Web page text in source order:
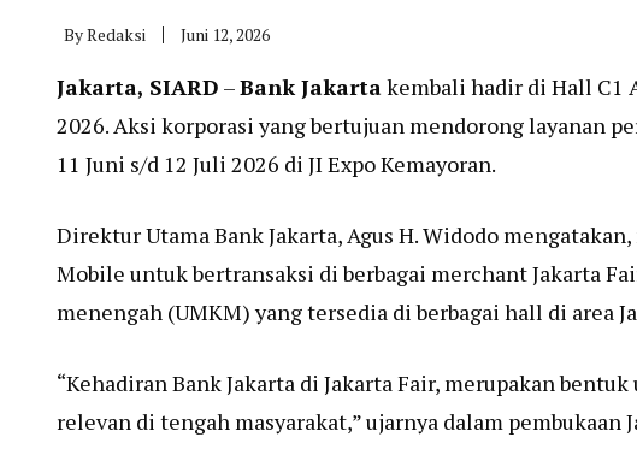
ByRedaksi Juni 12, 2026
Jakarta, SIARD –Bank Jakartakembali hadir di Hall C1
2026. Aksi korporasi yang bertujuan mendorong layanan
11 Juni s/d 12 Juli 2026 di JI Expo Kemayoran.
Direktur Utama Bank Jakarta, Agus H. Widodo
Mobile untuk bertransaksi di berbagai merchant Jakarta
menengah (UMKM) yang tersedia di berbagai hall di area
“Kehadiran Bank Jakarta di Jakarta Fair, merupakan
relevan di tengah masyarakat,” ujarnya dalam pembukaan